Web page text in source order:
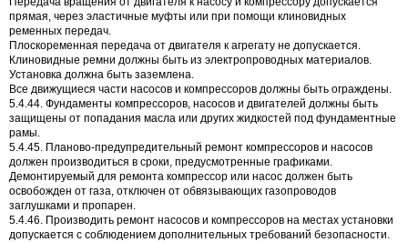
прямая, через эластичные муфты или при помощи клиновидных
ременных передач.
Плоскоременная передача от двигателя к агрегату не допускается.
Клиновидные ремни должны быть из электропроводных материалов.
Установка должна быть заземлена.
Все движущиеся части насосов и компрессоров должны быть ограждены.
5.4.44. Фундаменты компрессоров, насосов и двигателей должны быть
защищены от попадания масла или других жидкостей под фундаментные
рамы.
5.4.45. Планово-предупредительный ремонт компрессоров и насосов
должен производиться в сроки, предусмотренные графиками.
Демонтируемый для ремонта компрессор или насос должен быть
освобожден от газа, отключен от обвязывающих газопроводов
заглушками и пропарен.
5.4.46. Производить ремонт насосов и компрессоров на местах установки
допускается с соблюдением дополнительных требований безопасности.